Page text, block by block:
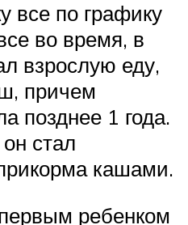
все по графику
во время, в
взрослую еду,
причем
позднее 1 года.
стал
кашами.
ребенком